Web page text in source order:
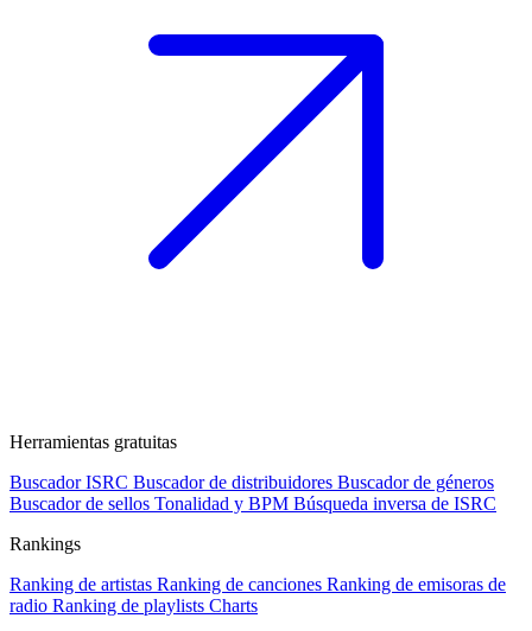
Herramientas gratuitas
Buscador ISRC Buscador de distribuidores Buscador de géneros
Buscador de sellos Tonalidad y BPM Búsqueda inversa de ISRC
Rankings
Ranking de artistas Ranking de canciones Ranking de emisoras de
radio Ranking de playlists Charts